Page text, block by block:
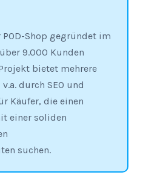
Shop gegründet im
9.000 Kunden
bietet mehrere
durch SEO und
Käufer, die einen
einer soliden
suchen.